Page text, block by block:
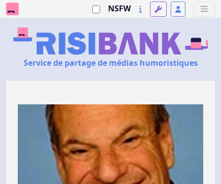
NSFW
Service de partage de médias humoristiques